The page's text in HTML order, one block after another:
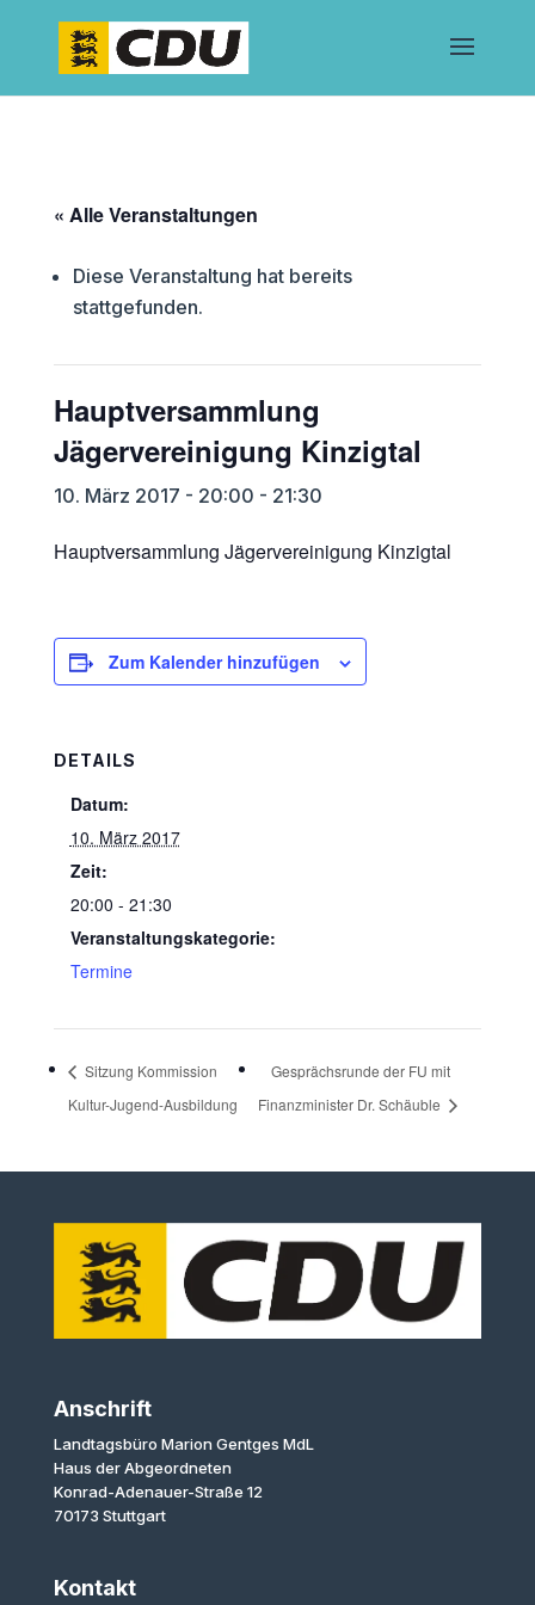
« Alle Veranstaltungen
Diese Veranstaltung hat bereits
stattgefunden.
Hauptversammlung
Jägervereinigung Kinzigtal
10. März 2017 - 20:00 - 21:30
Hauptversammlung Jägervereinigung Kinzigtal
Zum Kalender hinzufügen
DETAILS
Datum:
10. März 2017
Zeit:
20:00 - 21:30
Veranstaltungskategorie:
Termine
Sitzung Kommission
Kultur-Jugend-Ausbildung
Gesprächsrunde der FU mit
Finanzminister Dr. Schäuble
Anschrift
Landtagsbüro Marion Gentges MdL
Haus der Abgeordneten
Konrad-Adenauer-Straße 12
70173 Stuttgart
Kontakt